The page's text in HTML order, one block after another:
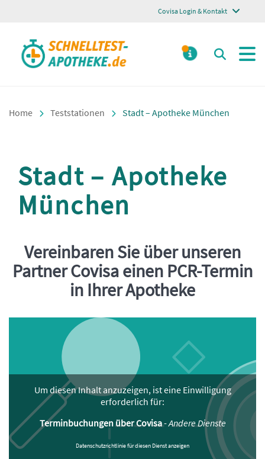
Covisa Login & Kontakt
Schnelltest Apotheke
Suchen
Home Teststationen Stadt – Apotheke München
Stadt – Apotheke
München
Einleitung
Vereinbaren Sie über unseren
Partner Covisa einen PCR-Termin
in Ihrer Apotheke
Um diesen Inhalt anzuzeigen, ist eine Einwilligung
erforderlich für:
Terminbuchungen über Covisa-Andere Dienste
Datenschutzrichtlinie für diesen Dienst anzeigen